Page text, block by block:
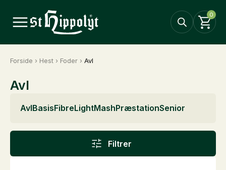
0
Forside › Hest › Foder › Avl
Avl
AvlBasisFibreLightMashPræstationSenior
Filtrer